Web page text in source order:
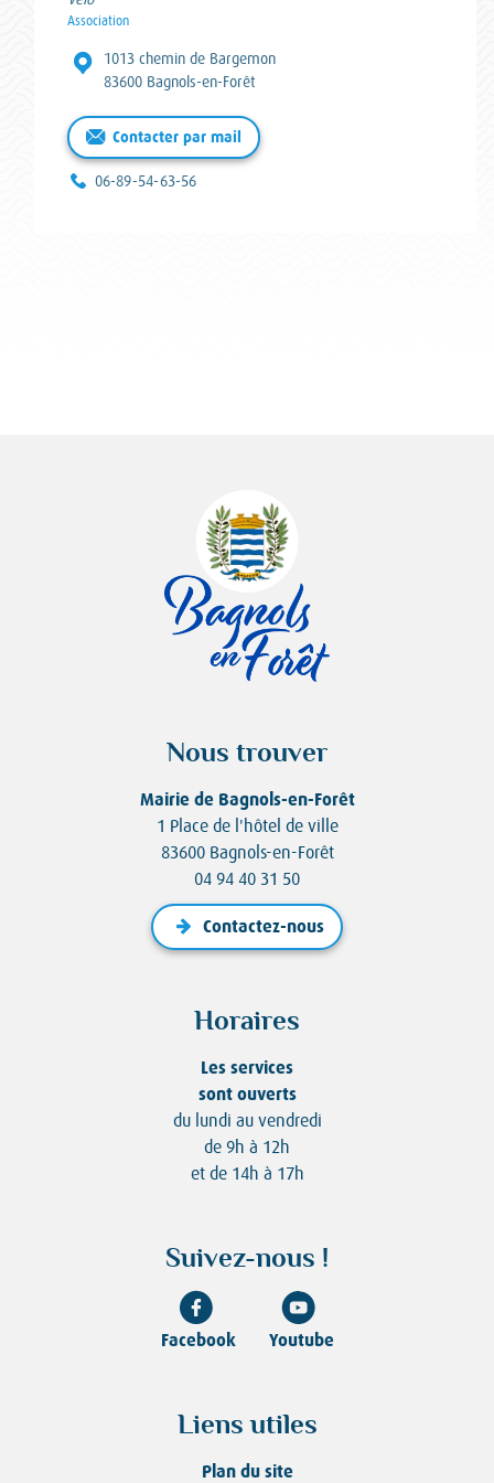
Catégorie :
Association
Adresse :1013 chemin de Bargemon
83600 Bagnols-en-Forêt
Contacter par mail
Téléphone :
06-89-54-63-56
Nous trouver
Mairie de Bagnols-en-Forêt
1 Place de l'hôtel de ville
83600 Bagnols-en-Forêt
04 94 40 31 50
Contactez-nous
Horaires
Les services
sont ouverts
du lundi au vendredi
de 9h à 12h
et de 14h à 17h
Suivez-nous !
Facebook Youtube
Liens utiles
Plan du site